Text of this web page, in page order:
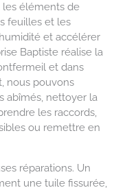
les éléments de
feuilles et les
et accélérer
Baptiste réalise la
et dans
nous pouvons
abîmés, nettoyer la
les raccords,
ou remettre en
réparations. Un
une tuile fissurée,